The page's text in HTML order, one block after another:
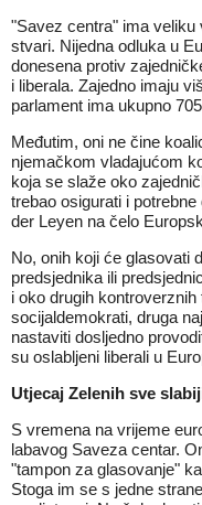
"Savez centra" ima veliku
stvari. Nijedna odluka u
donesena protiv
i liberala. Zajedno imaju
parlament ima ukupno
Međutim, oni ne čine
njemačkom vladajućom
koja se slaže oko
trebao osigurati i
der Leyen na čelo
No, onih koji će glasovati
predsjednika ili
i oko drugih
socijaldemokrati, druga
nastaviti dosljedno
su oslabljeni liberali u
Utjecaj Zelenih sve
S vremena na vrijeme
labavog Saveza centar.
"tampon za glasovanje"
Stoga im se s jedne